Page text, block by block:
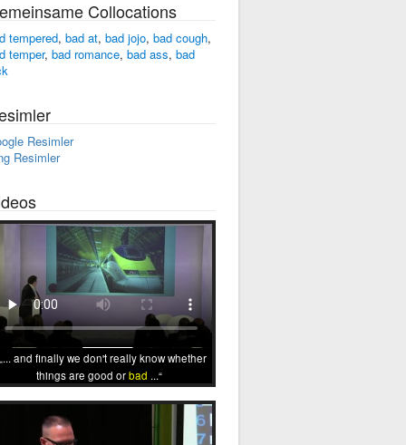
Collocations
tempered, bad at, bad jojo, bad cough,
temper, bad romance, bad ass, bad
Resimler
Resimler
... and finally we don't really know whether
things are good orbad ...